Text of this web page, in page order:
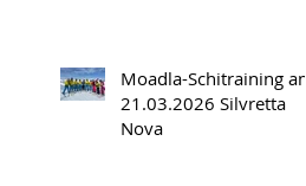
Moadla-Schitraining am
21.03.2026 Silvretta
Nova